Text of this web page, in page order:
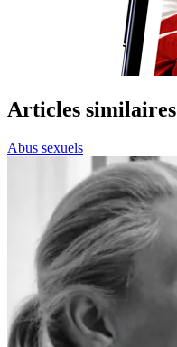
Articles similaires
Abus sexuels